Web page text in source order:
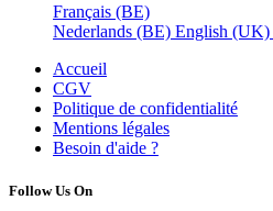
Français (BE)
Nederlands (BE) English (UK)
Accueil
CGV
Politique de confidentialité
Mentions légales
Besoin d'aide ?
Follow Us On